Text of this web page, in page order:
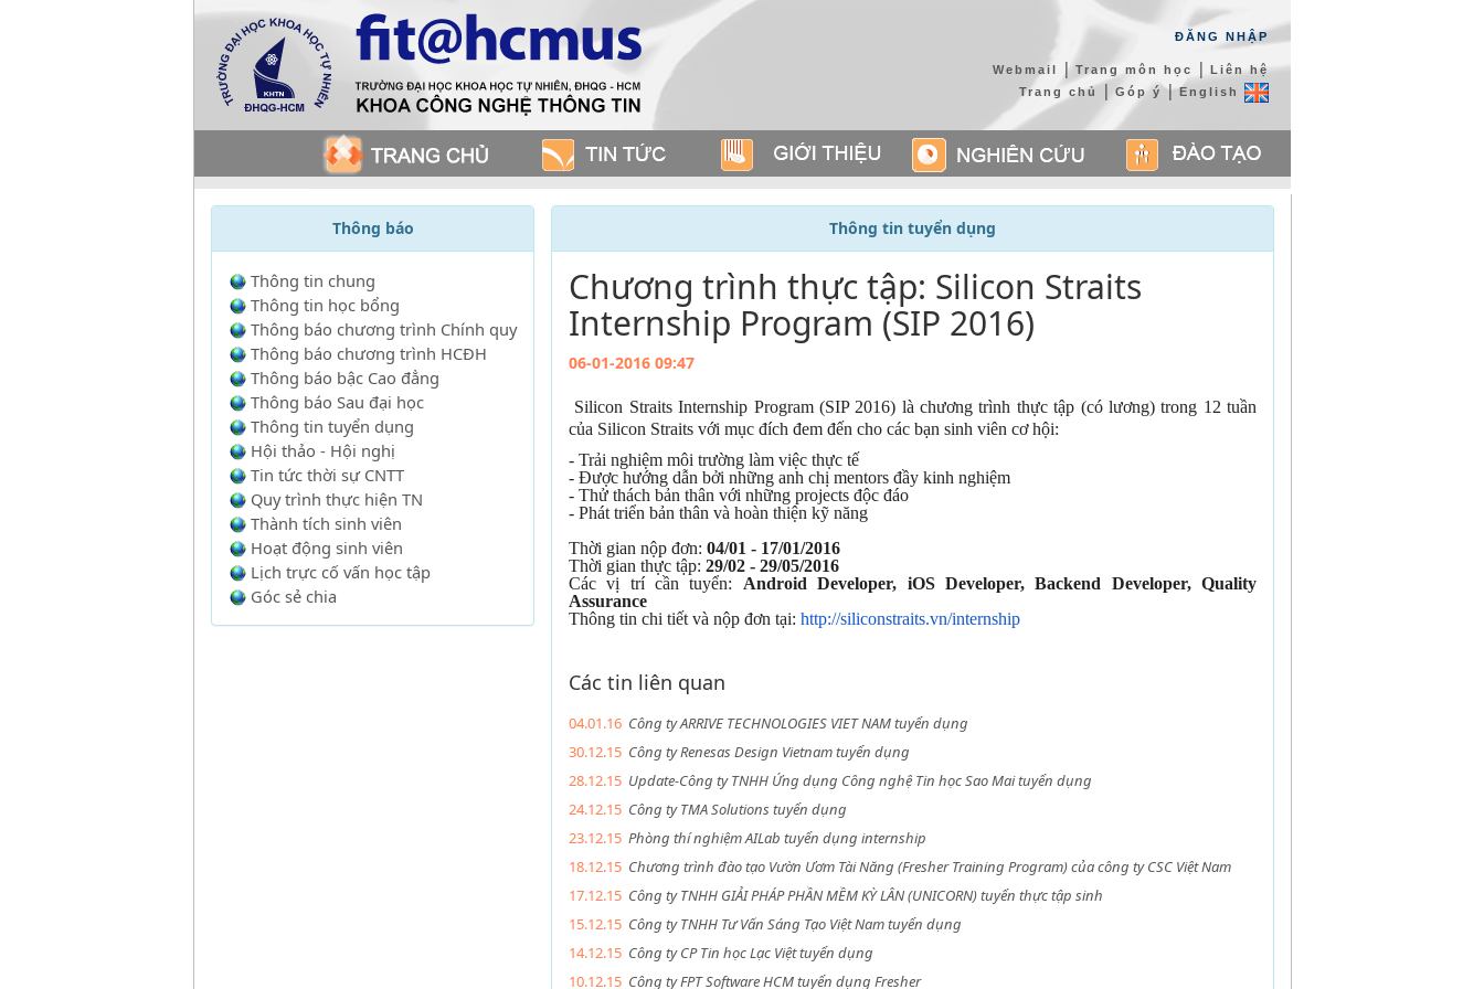
ĐĂNG NHẬP
Webmail | Trang môn học | Liên hệ
Trang chủ | Góp ý|English
Thông báo
Thông tin chung
Thông tin học bổng
Thông báo chương trình Chính quy
Thông báo chương trình HCĐH
Thông báo bậc Cao đẳng
Thông báo Sau đại học
Thông tin tuyển dụng
Hội thảo - Hội nghị
Tin tức thời sự CNTT
Quy trình thực hiện TN
Thành tích sinh viên
Hoạt động sinh viên
Lịch trực cố vấn học tập
Góc sẻ chia
Thông tin tuyển dụng
Chương trình thực tập: Silicon Straits
Internship Program (SIP 2016)
06-01-2016 09:47
Silicon Straits Internship Program (SIP 2016) là chương trình thực tập (có lương) trong 12 tuần
của Silicon Straits với mục đích đem đến cho các bạn sinh viên cơ hội:
- Trải nghiệm môi trường làm việc thực tế
- Được hướng dẫn bởi những anh chị mentors đầy kinh nghiệm
- Thử thách bản thân với những projects độc đáo
- Phát triển bản thân và hoàn thiện kỹ năng
Thời gian nộp đơn: 04/01 - 17/01/2016
Thời gian thực tập: 29/02 - 29/05/2016
Các vị trí cần tuyển: Android Developer, iOS Developer, Backend Developer, Quality
Assurance
Thông tin chi tiết và nộp đơn tại: http://siliconstraits.vn/internship
Các tin liên quan
04.01.16 Công ty ARRIVE TECHNOLOGIES VIET NAM tuyển dụng
30.12.15 Công ty Renesas Design Vietnam tuyển dụng
28.12.15 Update-Công ty TNHH Ứng dụng Công nghệ Tin học Sao Mai tuyển dụng
24.12.15 Công ty TMA Solutions tuyển dụng
23.12.15 Phòng thí nghiệm AILab tuyển dụng internship
18.12.15 Chương trình đào tạo Vườn Ươm Tài Năng (Fresher Training Program) của công ty CSC Việt Nam
17.12.15 Công ty TNHH GIẢI PHÁP PHẦN MỀM KỲ LÂN (UNICORN) tuyển thực tập sinh
15.12.15 Công ty TNHH Tư Vấn Sáng Tạo Việt Nam tuyển dụng
14.12.15 Công ty CP Tin học Lạc Việt tuyển dụng
10.12.15 Công ty FPT Software HCM tuyển dụng Fresher